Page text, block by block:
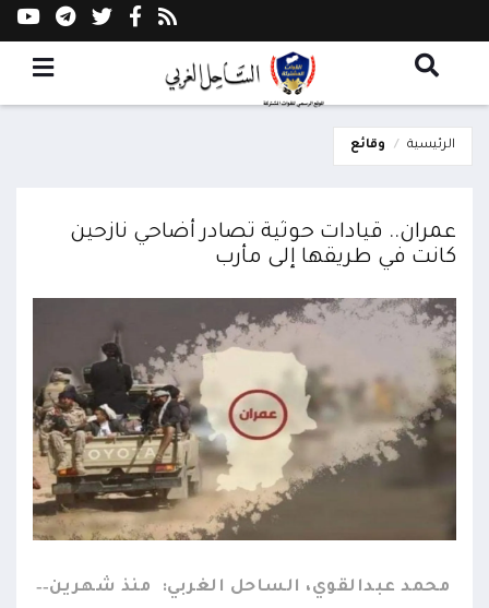
الرئيسية وقائع
عمران.. قيادات حوثية تصادر أضاحي نازحين
كانت في طريقها إلى مأرب
محمد عبدالقوي، الساحل الغربي: منذ شهرين